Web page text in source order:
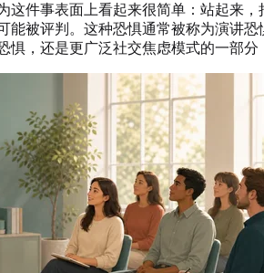
这件事表面上看起来很简单：站起来
能被评判。这种恐惧通常被称为演讲
惧，还是更广泛社交焦虑模式的一部分